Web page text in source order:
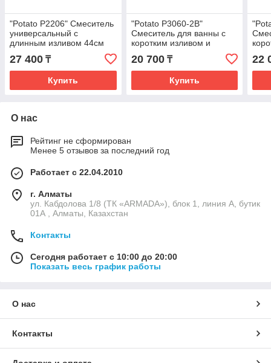
"Potato P2206" Смеситель
универсальный с
длинным изливом 44см
(плоский). Покрытие:
хром.
27 400 ₸
Купить
"Potato P3060-2B"
Смеситель для ванны с
коротким изливом и
поворотным
переключателем душа.
Покрытие: бронза.
20 700₸
Купить
22
О нас
Рейтинг не сформирован
Менее 5 отзывов за последний год
Работает с 22.04.2010
г. Алматы
ул. Кабдолова 1/8 (ТК «ARMADA»), блок 1, линия А, бутик
01А , Алматы, Казахстан
Контакты
Сегодня работает с 10:00 до 20:00
Показать весь график работы
О нас
Контакты